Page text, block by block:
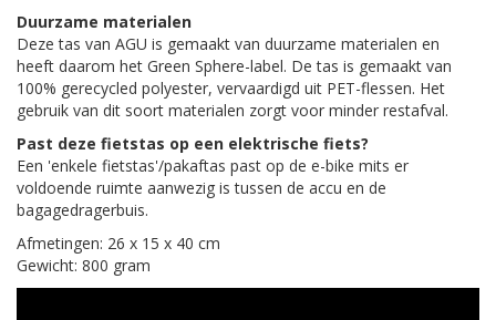
Duurzame materialen
Deze tas van AGU is gemaakt van duurzame materialen en
heeft daarom het Green Sphere-label. De tas is gemaakt van
100% gerecycled polyester, vervaardigd uit PET-flessen. Het
gebruik van dit soort materialen zorgt voor minder restafval.
Past deze fietstas op een elektrische fiets?
Een 'enkele fietstas'/pakaftas past op de e-bike mits er
voldoende ruimte aanwezig is tussen de accu en de
bagagedragerbuis.
Afmetingen: 26 x 15 x 40 cm
Gewicht: 800 gram